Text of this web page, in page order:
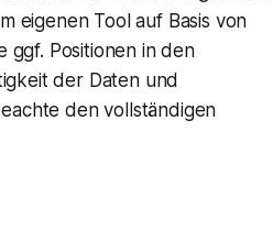
eigenen Tool auf Basis von
ggf. Positionen in den
der Daten und
den vollständigen